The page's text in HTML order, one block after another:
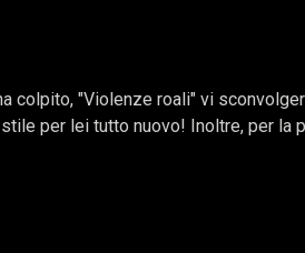
colpito, "Violenze roali" vi
per lei tutto nuovo! Inoltre, per